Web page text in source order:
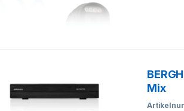
Mix